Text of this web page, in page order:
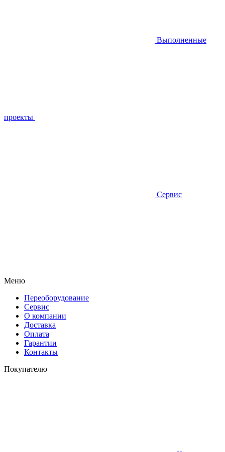
Выполненные
проекты
Сервис
Меню
Переоборудование
Сервис
О компании
Доставка
Оплата
Гарантии
Контакты
Покупателю